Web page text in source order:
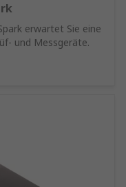
erwartet Sie eine
und Messgeräte.